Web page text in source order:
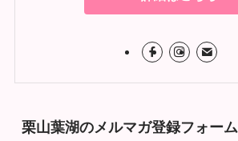
栗山葉湖のメルマガ登録フォーム